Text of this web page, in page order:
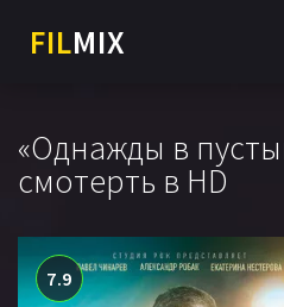
FILMIX
«Однажды в
смотерть в HD
7.9